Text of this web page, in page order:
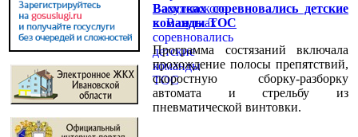
Вахутках соревновались детские
команды ТОС
Программа состязаний включала
прохождение полосы препятствий,
скоростную сборку-разборку
автомата и стрельбу из
пневматической винтовки.